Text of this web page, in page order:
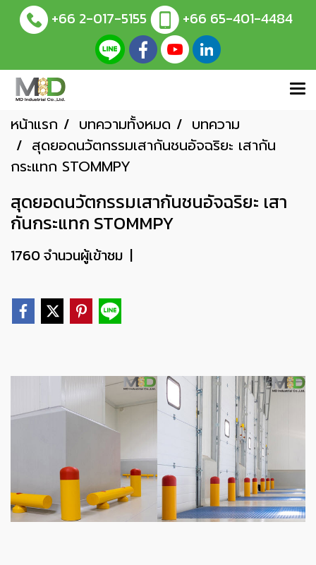
+66 2-017-5155 +66 65-401-4484
หน้าแรก บทความทั้งหมด
บทความ
สุดยอดนวัตกรรมเสากันชนอัจฉริยะ เสากัน
กระแทก STOMMPY
สุดยอดนวัตกรรมเสากันชนอัจฉริยะ เสา
กันกระแทก STOMMPY
1760 จำนวนผู้เข้าชม |